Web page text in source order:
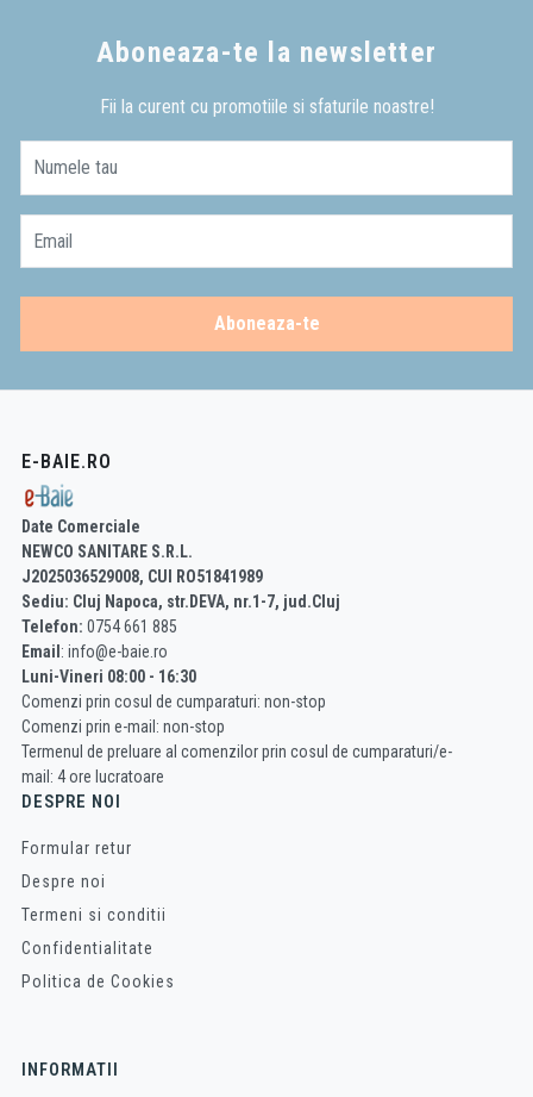
Aboneaza-te la newsletter
Fii la curent cu promotiile si sfaturile noastre!
Numele tau
Email
Aboneaza-te
E-BAIE.RO
Date Comerciale
NEWCO SANITARE S.R.L.
J2025036529008, CUI RO51841989
Sediu: Cluj Napoca, str.DEVA, nr.1-7, jud.Cluj
Telefon: 0754 661 885
Email : info@e-baie.ro
Luni-Vineri 08:00 - 16:30
Comenzi prin cosul de cumparaturi: non-stop
Comenzi prin e-mail: non-stop
Termenul de preluare al comenzilor prin cosul de cumparaturi/e-
mail: 4 ore lucratoare
DESPRE NOI
Formular retur
Despre noi
Termeni si conditii
Confidentialitate
Politica de Cookies
INFORMATII